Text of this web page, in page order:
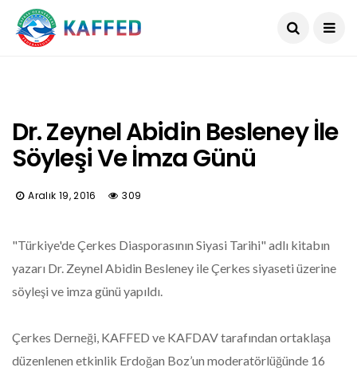
Dr. Zeynel Abidin Besleney İle
Söyleşi Ve İmza Günü
Aralık 19, 2016 309
"Türkiye'de Çerkes Diasporasının Siyasi Tarihi" adlı kitabın
yazarı Dr. Zeynel Abidin Besleney ile Çerkes siyaseti üzerine
söyleşi ve imza günü yapıldı.
Çerkes Derneği, KAFFED ve KAFDAV tarafından ortaklaşa
düzenlenen etkinlik Erdoğan Boz’un moderatörlüğünde 16